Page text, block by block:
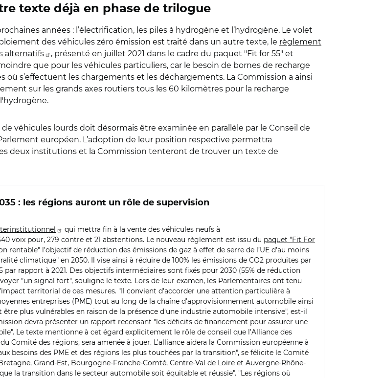
texte déjà en phase de trilogue
années : l’électrification, les piles à hydrogène et l’hydrogène. Le volet
des véhicules zéro émission est traité dans un autre texte, le règlement
alternatifs
, présenté en juillet 2021 dans le cadre du paquet "Fit for 55" et
que pour les véhicules particuliers, car le besoin de bornes de recharge
où s’effectuent les chargements et les déchargements. La Commission a ainsi
sur les grands axes routiers tous les 60 kilomètres pour la recharge
véhicules lourds doit désormais être examinée en parallèle par le Conseil de
européen. L’adoption de leur position respective permettra
deux institutions et la Commission tenteront de trouver un texte de
: les régions auront un rôle de supervision
qui mettra fin à la vente des véhicules neufs à
voix pour, 279 contre et 21 abstentions. Le nouveau règlement est issu du paquet "Fit For
rentable" l’objectif de réduction des émissions de gaz à effet de serre de l’UE d’au moins
climatique" en 2050. Il vise ainsi à réduire de 100% les émissions de CO2 produites par
par rapport à 2021. Des objectifs intermédiaires sont fixés pour 2030 (55% de réduction
"un signal fort", souligne le texte. Lors de leur examen, les Parlementaires ont tenu
territorial de ces mesures. "Il convient d'accorder une attention particulière à
entreprises (PME) tout au long de la chaîne d'approvisionnement automobile ainsi
plus vulnérables en raison de la présence d'une industrie automobile intensive", est-il
devra présenter un rapport recensant "les déficits de financement pour assurer une
Le texte mentionne à cet égard explicitement le rôle de conseil que l’Alliance des
des régions, sera amenée à jouer. L’alliance aidera la Commission européenne à
besoins des PME et des régions les plus touchées par la transition", se félicite le Comité
Grand-Est, Bourgogne-Franche-Comté, Centre-Val de Loire et Auvergne-Rhône-
la transition dans le secteur automobile soit équitable et réussie". "Les régions où